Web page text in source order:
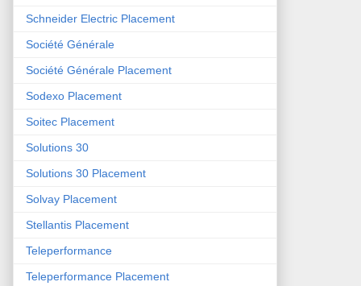
Schneider Electric Placement
Société Générale
Société Générale Placement
Sodexo Placement
Soitec Placement
Solutions 30
Solutions 30 Placement
Solvay Placement
Stellantis Placement
Teleperformance
Teleperformance Placement